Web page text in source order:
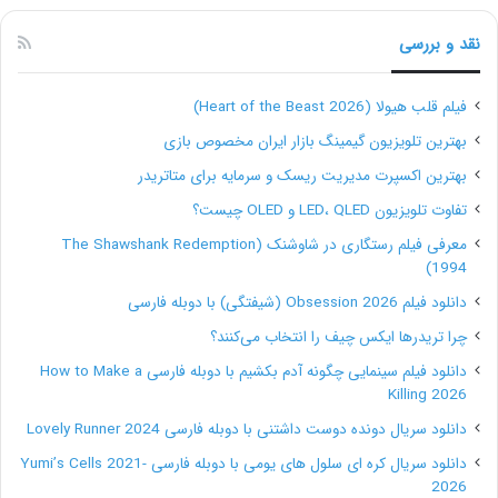
باشید و در تمام مدت گفتگو احترامشان را حفظ کنید.
سخن پایانی
یکی از دشوارترین کارها در حوزۀ تولید محتوا، به عهدۀ ادیتور
نقد و بررسی
فیلم قلب هیولا (Heart of the Beast 2026)
بهترین تلویزیون گیمینگ بازار ایران مخصوص بازی
بهترین اکسپرت مدیریت ریسک و سرمایه برای متاتریدر
تفاوت تلویزیون LED، QLED و OLED چیست؟
معرفی فیلم رستگاری در شاوشنک (The Shawshank Redemption
1994)
دانلود فیلم Obsession 2026 (شیفتگی) با دوبله فارسی
چرا تریدرها ایکس چیف را انتخاب می‌کنند؟
دانلود فیلم سینمایی چگونه آدم بکشیم با دوبله فارسی How to Make a
Killing 2026
دانلود سریال دونده دوست داشتنی با دوبله فارسی Lovely Runner 2024
دانلود سریال کره ای سلول های یومی با دوبله فارسی Yumi’s Cells 2021-
2026